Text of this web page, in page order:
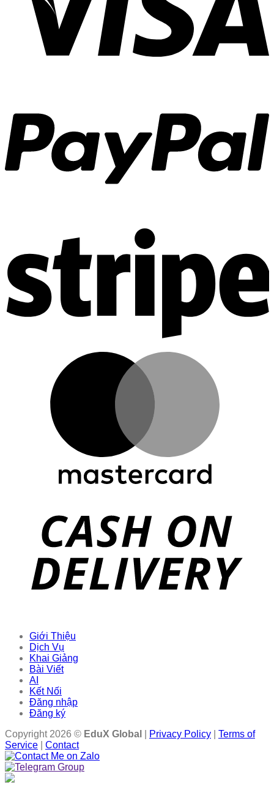
Giới Thiệu
Dịch Vụ
Khai Giảng
Bài Viết
AI
Kết Nối
Đăng nhập
Đăng ký
Copyright 2026 © EduX Global Privacy Policy
Terms of
Service
Contact